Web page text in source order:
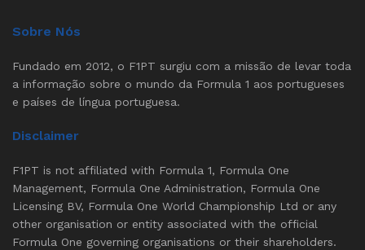
Sobre Nós
Fundado em 2012, o F1PT surgiu com a missão de levar toda
a informação sobre o mundo da Formula 1 aos portugueses
e países de língua portuguesa.
Disclaimer
F1PT is not affiliated with Formula 1, Formula One
Management, Formula One Administration, Formula One
Licensing BV, Formula One World Championship Ltd or any
other organisation or entity associated with the official
Formula One governing organisations or their shareholders.